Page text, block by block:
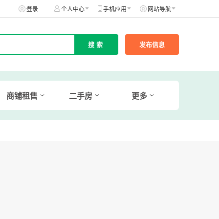
登录 个人中心 手机应用 网站导航
发布信息
商铺租售 二手房 更多